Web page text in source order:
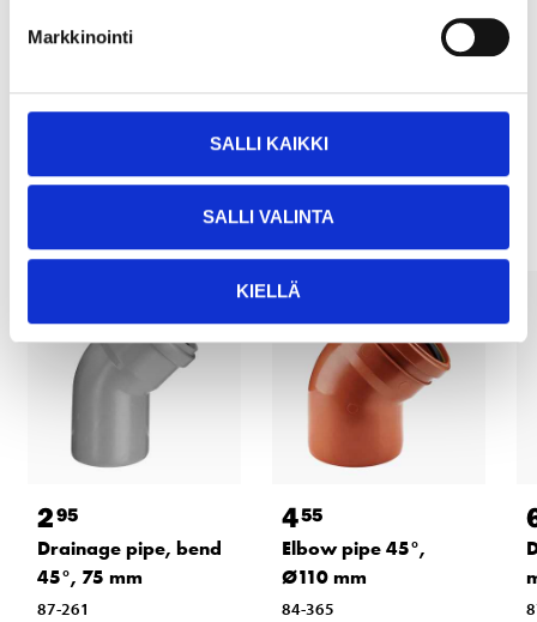
Markkinointi
SALLI KAIKKI
SALLI VALINTA
KIELLÄ
Pay & Collect in your local store within 2 hours!
Other customers also bought
295
Drainage pipe, bend
45°, 75 mm
87-261
455
Elbow pipe 45°,
Ø110 mm
84-365